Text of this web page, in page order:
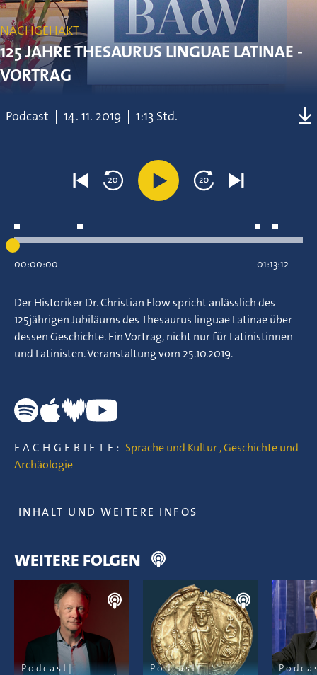
NACHGEHAKT
125 JAHRE THESAURUS LINGUAE LATINAE -
VORTRAG
Podcast | 14. 11. 2019 | 1:13 Std.
00:00:00 01:13:12
Der Historiker Dr. Christian Flow spricht anlässlich des
125jährigen Jubiläums des Thesaurus linguae Latinae über
dessen Geschichte. Ein Vortrag, nicht nur für Latinistinnen
und Latinisten. Veranstaltung vom 25.10.2019.
FACHGEBIETE: Sprache und Kultur,Geschichte und
Archäologie
INHALT UND WEITERE INFOS
WEITERE FOLGEN
Podcast
Podcast